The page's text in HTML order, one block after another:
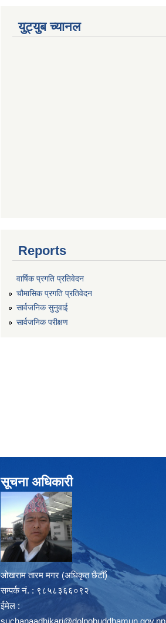
युट्युब च्यानल
Reports
वार्षिक प्रगति प्रतिवेदन
चौमासिक प्रगति प्रतिवेदन
सार्वजनिक सुनुवाई
सार्वजनिक परीक्षण
सूचना अधिकारी
ओखराम तारम मगर (अधिकृत छैटौँ)
सम्पर्क न‌ं. : ९८५८३६६०९२
ईमेल :
suchanaadhikari@dolpobuddhamun.gov.np